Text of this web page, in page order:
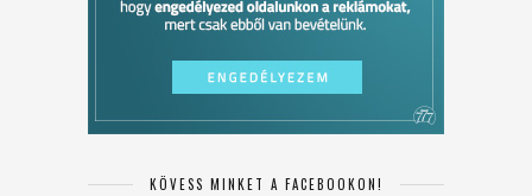
KÖVESS MINKET A FACEBOOKON!